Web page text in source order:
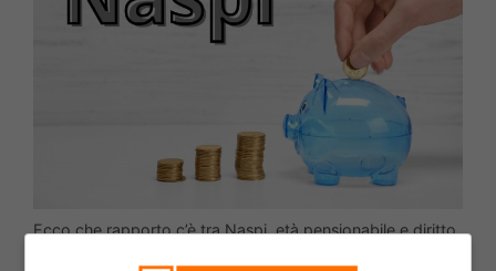
Ecco che rapporto c’è tra Naspi, età pensionabile e diritto